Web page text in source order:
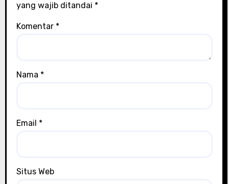
yang wajib ditandai *
Komentar *
Nama *
Email *
Situs Web